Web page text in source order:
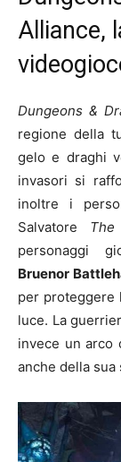
Alliance,
Dungeons &
regione della
gelo e draghi
invasori si
inoltre i
Salvatore
personaggi
Bruenor
per proteggere
luce. La
invece un arco
anche della